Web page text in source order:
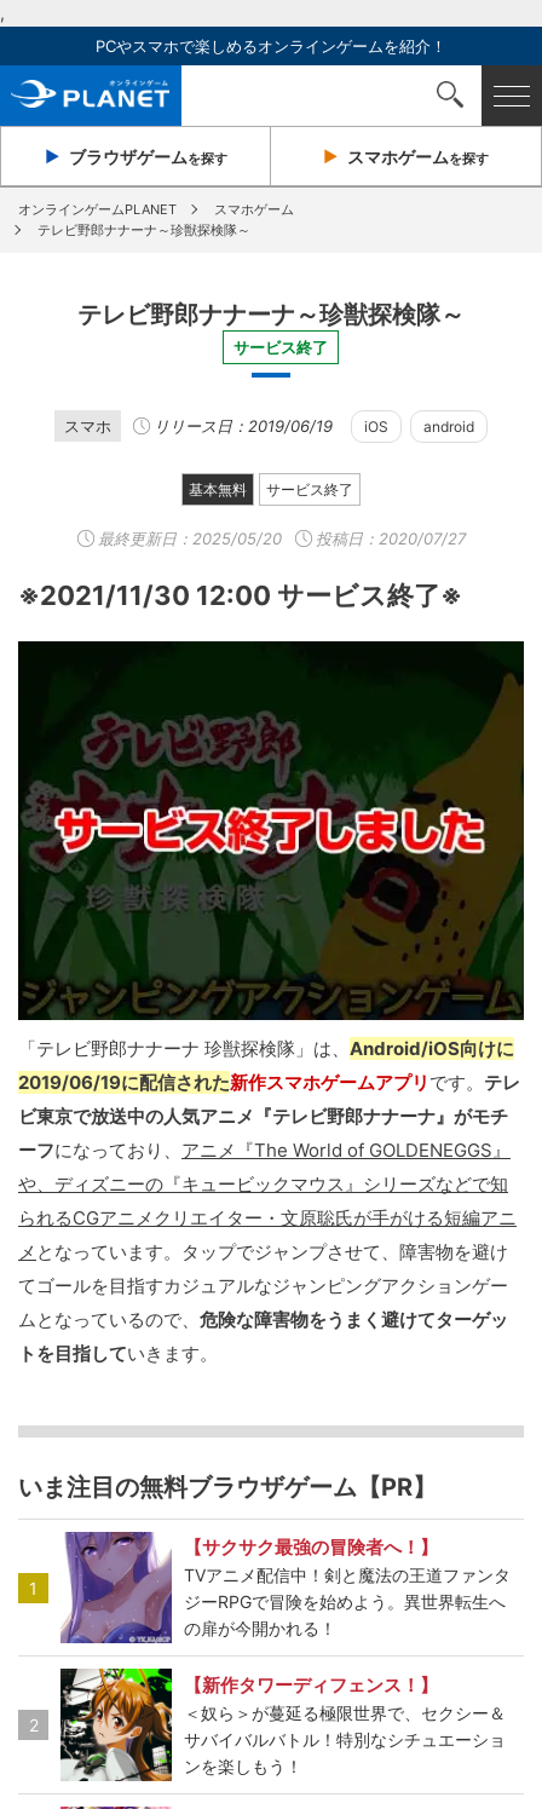
,
PCやスマホで楽しめるオンラインゲームを紹介！
ブラウザゲームを探す スマホゲームを探す
オンラインゲームPLANET
スマホゲーム
テレビ野郎ナナーナ～珍獣探検隊～
テレビ野郎ナナーナ～珍獣探検隊～
サービス終了
スマホ リリース日：2019/06/19 iOS android
基本無料 サービス終了
最終更新日： 2025/05/20 投稿日：2020/07/27
※2021/11/30 12:00 サービス終了※
「テレビ野郎ナナーナ 珍獣探検隊」は、 Android/iOS向けに
2019/06/19に配信された新作スマホゲームアプリ です。 テレ
ビ東京で放送中の人気アニメ『テレビ野郎ナナーナ』がモチ
ーフになっており、 アニメ『The World of GOLDENEGGS』
や、ディズニーの『キュービックマウス』シリーズなどで知
られるCGアニメクリエイター・文原聡氏が手がける短編アニ
メ となっています。タップでジャンプさせて、障害物を避け
てゴールを目指すカジュアルなジャンピングアクションゲー
ムとなっているので、 危険な障害物をうまく避けてターゲッ
トを目指していきます。
いま注目の無料ブラウザゲーム【PR】
1
【サクサク最強の冒険者へ！】
TVアニメ配信中！剣と魔法の王道ファンタ
ジーRPGで冒険を始めよう。異世界転生へ
の扉が今開かれる！
2
【新作タワーディフェンス！】
＜奴ら＞が蔓延る極限世界で、セクシー＆
サバイバルバトル！特別なシチュエーショ
ンを楽しもう！